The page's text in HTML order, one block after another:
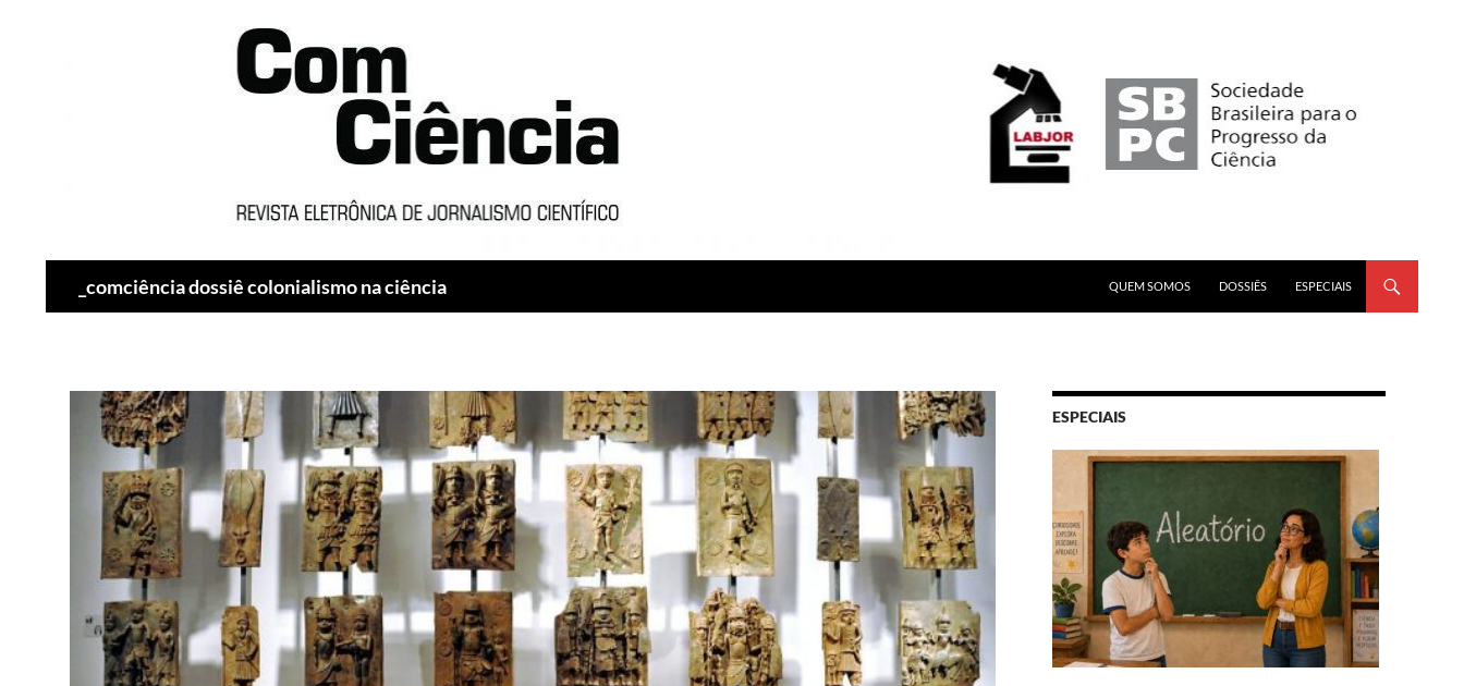
_comciência dossiê colonialismo na ciência
QUEM SOMOS
DOSSIÊS ESPECIAIS
ESPECIAIS